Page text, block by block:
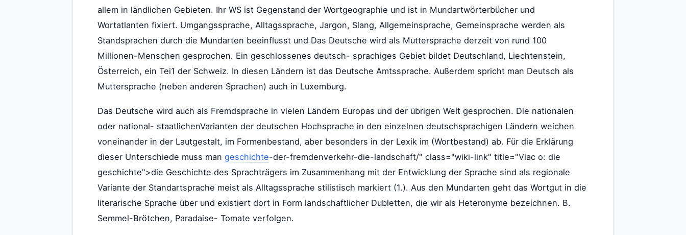
allem in ländlichen Gebieten. Ihr WS ist Gegenstand der Wortgeographie und ist in Mundartwörterbücher und
Wortatlanten fixiert. Umgangssprache, Alltagssprache, Jargon, Slang, Allgemeinsprache, Gemeinsprache werden als
Standsprachen durch die Mundarten beeinflusst und Das Deutsche wird als Muttersprache derzeit von rund 100
Millionen-Menschen gesprochen. Ein geschlossenes deutsch- sprachiges Gebiet bildet Deutschland, Liechtenstein,
Österreich, ein Tei1 der Schweiz. In diesen Ländern ist das Deutsche Amtssprache. Außerdem spricht man Deutsch als
Muttersprache (neben anderen Sprachen) auch in Luxemburg.
Das Deutsche wird auch als Fremdsprache in vielen Ländern Europas und der übrigen Welt gesprochen. Die nationalen
oder national- staatlichenVarianten der deutschen Hochsprache in den einzelnen deutschsprachigen Ländern weichen
voneinander in der Lautgestalt, im Formenbestand, aber besonders in der Lexik im (Wortbestand) ab. Für die Erklärung
dieser Unterschiede muss man geschichte-der-fremdenverkehr-die-landschaft/" class="wiki-link" title="Viac o: die
geschichte">die Geschichte des Sprachträgers im Zusammenhang mit der Entwicklung der Sprache sind als regionale
Variante der Standartsprache meist als Alltagssprache stilistisch markiert (1.). Aus den Mundarten geht das Wortgut in die
literarische Sprache über und existiert dort in Form landschaftlicher Dubletten, die wir als Heteronyme bezeichnen. B.
Semmel-Brötchen, Paradaise- Tomate verfolgen.